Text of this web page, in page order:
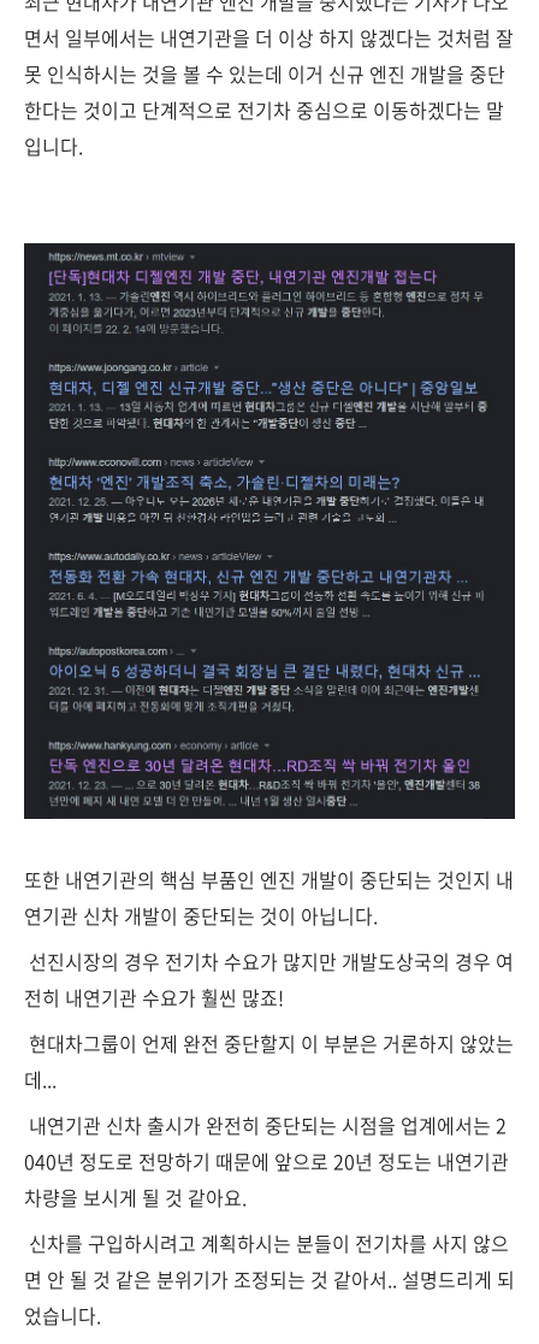
면서 일부에서는 내연기관을 더 이상 하지 않겠다는 것처럼 잘
못 인식하시는 것을 볼 수 있는데 이거 신규 엔진 개발을 중단
한다는 것이고 단계적으로 전기차 중심으로 이동하겠다는 말
입니다.
또한 내연기관의 핵심 부품인 엔진 개발이 중단되는 것인지 내
연기관 신차 개발이 중단되는 것이 아닙니다.
선진시장의 경우 전기차 수요가 많지만 개발도상국의 경우 여
전히 내연기관 수요가 훨씬 많죠!
현대차그룹이 언제 완전 중단할지 이 부분은 거론하지 않았는
데...
내연기관 신차 출시가 완전히 중단되는 시점을 업계에서는 2
040년 정도로 전망하기 때문에 앞으로 20년 정도는 내연기관
차량을 보시게 될 것 같아요.
신차를 구입하시려고 계획하시는 분들이 전기차를 사지 않으
면 안 될 것 같은 분위기가 조정되는 것 같아서.. 설명드리게 되
었습니다.